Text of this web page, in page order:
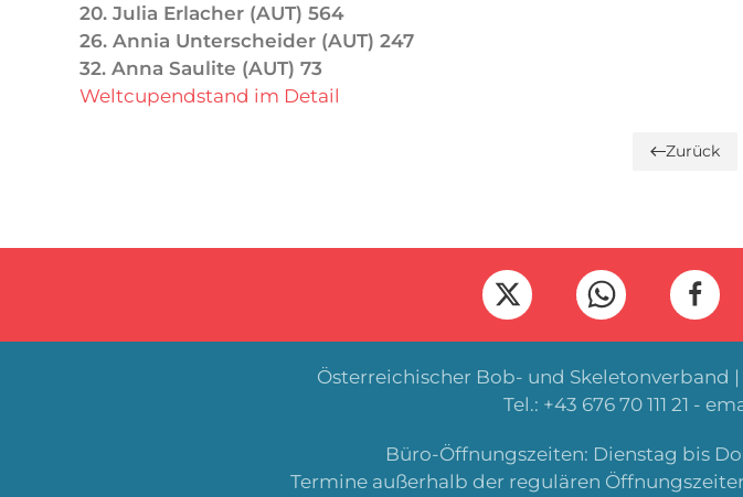
20. Julia Erlacher (AUT) 564
26. Annia Unterscheider (AUT) 247
32. Anna Saulite (AUT) 73
Weltcupendstand im Detail
Zurück
Österreichischer Bob- und Skeletonverband
Tel.: +43 676 70 111 21 -
Büro-Öffnungszeiten: Dienstag bis
Termine außerhalb der regulären